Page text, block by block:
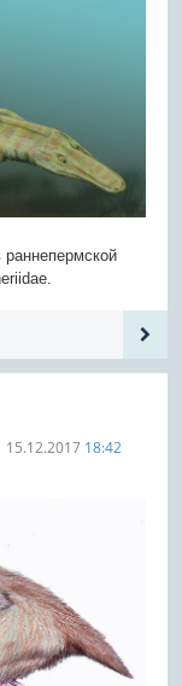
15.12.2017 18:42